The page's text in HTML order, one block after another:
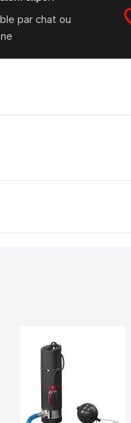
par chat ou